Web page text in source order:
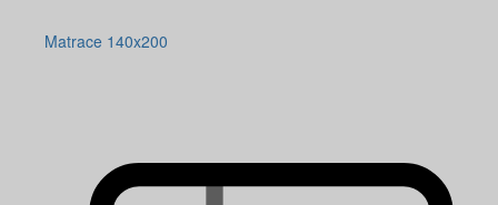
Matrace 140x200